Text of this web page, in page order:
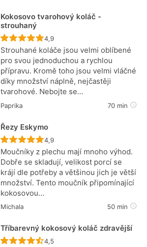
Kokosovo tvarohový koláč -
strouhaný
Recept ještě nebyl hodnocen
4,9
Strouhané koláče jsou velmi oblíbené
pro svou jednoduchou a rychlou
přípravu. Kromě toho jsou velmi vláčné
díky množství náplně, nejčastěji
tvarohové. Nebojte se…
Paprika 70 min
Řezy Eskymo
Recept ještě nebyl hodnocen
4,9
Moučníky z plechu mají mnoho výhod.
Dobře se skladují, velikost porcí se
krájí dle potřeby a většinou jich je větší
množství. Tento moučník připomínající
kokosovou…
Michala 50 min
Tříbarevný kokosový koláč zdravější
Recept ještě nebyl hodnocen
4,5